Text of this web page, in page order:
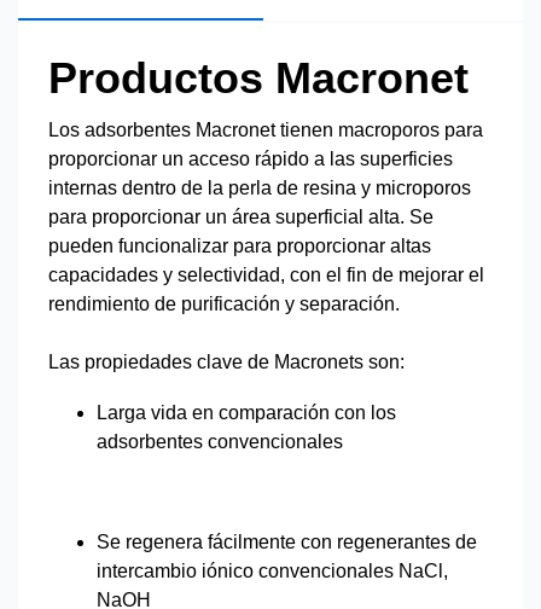
Productos Macronet
Los adsorbentes Macronet tienen macroporos para
proporcionar un acceso rápido a las superficies
internas dentro de la perla de resina y microporos
para proporcionar un área superficial alta. Se
pueden funcionalizar para proporcionar altas
capacidades y selectividad, con el fin de mejorar el
rendimiento de purificación y separación.
Las propiedades clave de Macronets son:
Larga vida en comparación con los
adsorbentes convencionales
Se regenera fácilmente con regenerantes de
intercambio iónico convencionales NaCl,
NaOH